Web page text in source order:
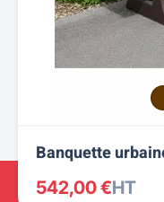
Banquette
542,00 €HT